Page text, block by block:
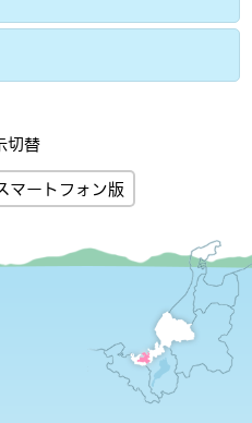
切替
マートフォン版